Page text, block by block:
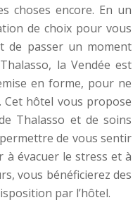
choses encore. En un
de choix pour vous
de passer un moment
la Vendée est
en forme, pour ne
. Cet hôtel vous propose
Thalasso et de soins
de vous sentir
à évacuer le stress et à
vous bénéficierez des
par l’hôtel.